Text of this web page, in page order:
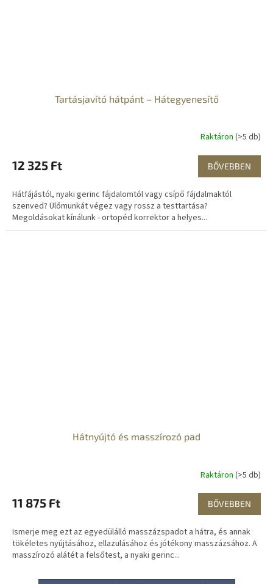
Tartásjavító hátpánt – Hátegyenesítő
Raktáron (>5 db)
12 325 Ft BŐVEBBEN
Hátfájástól, nyaki gerinc fájdalomtól vagy csípő fájdalmaktól
szenved? Ülőmunkát végez vagy rossz a testtartása?
Megoldásokat kínálunk - ortopéd korrektor a helyes...
Hátnyújtó és masszírozó pad
Raktáron (>5 db)
11 875 Ft BŐVEBBEN
Ismerje meg ezt az egyedülálló masszázspadot a hátra, és annak
tökéletes nyújtásához, ellazulásához és jótékony masszázsához. A
masszírozó alátét a felsőtest, a nyaki gerinc...